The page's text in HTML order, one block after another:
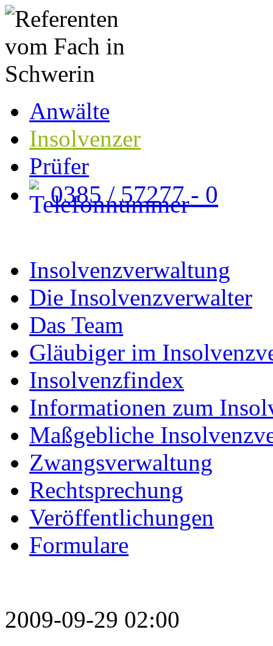
Anwälte
Insolvenzer
Prüfer
0385 / 57277 - 0
Insolvenzverwaltung
Die Insolvenzverwalter
Das Team
Gläubiger im
Insolvenzfindex
Informationen zum
Maßgebliche
Zwangsverwaltung
Rechtsprechung
Veröffentlichungen
Formulare
2009-09-29 02:00